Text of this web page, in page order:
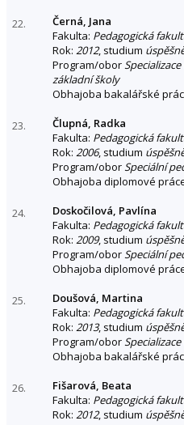
22.
Černá, Jana
Fakulta: Pedagogická
Rok: 2012, studium
Program/obor
základní školy
Obhajoba bakalářské
23.
Člupná, Radka
Fakulta: Pedagogická
Rok: 2006, studium
Program/oborSpeciální
Obhajoba diplomové
24.
Doskočilová, Pavlína
Fakulta: Pedagogická
Rok: 2009, studium
Program/oborSpeciální
Obhajoba diplomové
25.
Doušová, Martina
Fakulta: Pedagogická
Rok: 2013, studium
Program/obor
Obhajoba bakalářské
26.
Fišarová, Beata
Fakulta: Pedagogická
Rok: 2012, studium